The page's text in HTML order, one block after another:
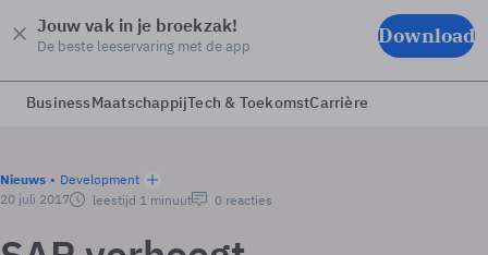
Jouw vak in je broekzak!
De beste leeservaring met de app Download
BusinessMaatschappijTech & ToekomstCarrière
Nieuws
Development
20 juli 2017
leestijd 1 minuut 0 reacties